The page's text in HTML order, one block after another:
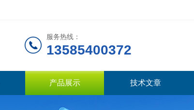
服务热线：
13585400372
产品展示 技术文章